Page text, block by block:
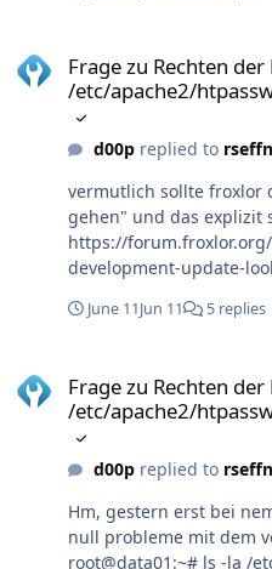
Frage zu Rechten der
/etc/apache2/
d00preplied to
vermutlich sollte froxlor
gehen" und das explizit
https://
development-update-
June 11Jun 11 5 replies
Frage zu Rechten der
/etc/apache2/
d00preplied to
Hm, gestern erst bei
null probleme mit dem
root@data01:~# ls -la /